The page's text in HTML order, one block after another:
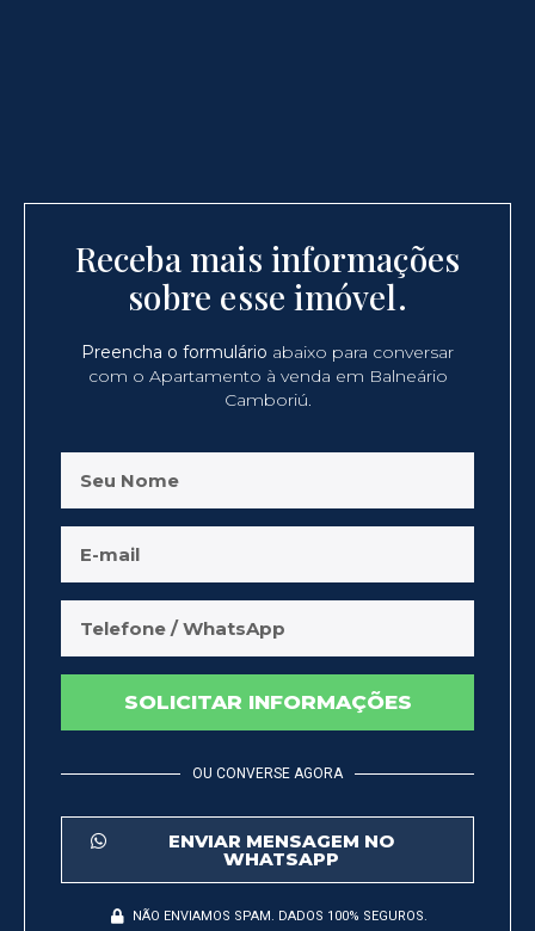
Receba mais informações
sobre esse imóvel.
Preencha o formulário abaixo para conversar
com o Apartamento à venda em Balneário
Camboriú.
SOLICITAR INFORMAÇÕES
OU CONVERSE AGORA
ENVIAR MENSAGEM NO
WHATSAPP
NÃO ENVIAMOS SPAM. DADOS 100% SEGUROS.